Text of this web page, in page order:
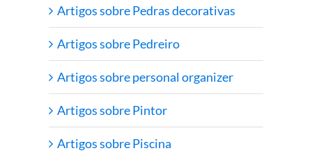
Artigos sobre Pedras decorativas
Artigos sobre Pedreiro
Artigos sobre personal organizer
Artigos sobre Pintor
Artigos sobre Piscina